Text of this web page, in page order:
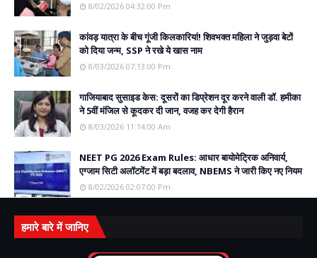
8/02/2026 04:32:00 Pm
कांवड़ यात्रा के बीच गूंजी किलकारियां! शिवभक्त महिला ने जुड़वा बेटों
को दिया जन्म, SSP ने रखे ये खास नाम
8/03/2026 07:13:00 Pm
गाजियाबाद सुसाइड केस: दूसरों का डिप्रेशन दूर करने वाली डॉ. हमीका
ने 5वीं मंजिल से कूदकर दी जान, वजह कर देगी हैरान
8/03/2026 11:14:00 Am
NEET PG 2026 Exam Rules: आधार बायोमेट्रिक अनिवार्य,
एग्जाम सिटी अलॉटमेंट में बड़ा बदलाव, NBEMS ने जारी किए नए नियम
8/02/2026 02:07:00 Pm
हमारे बारे में जानिए